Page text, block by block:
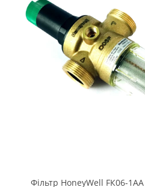
Фільтр HoneyWell FК06-